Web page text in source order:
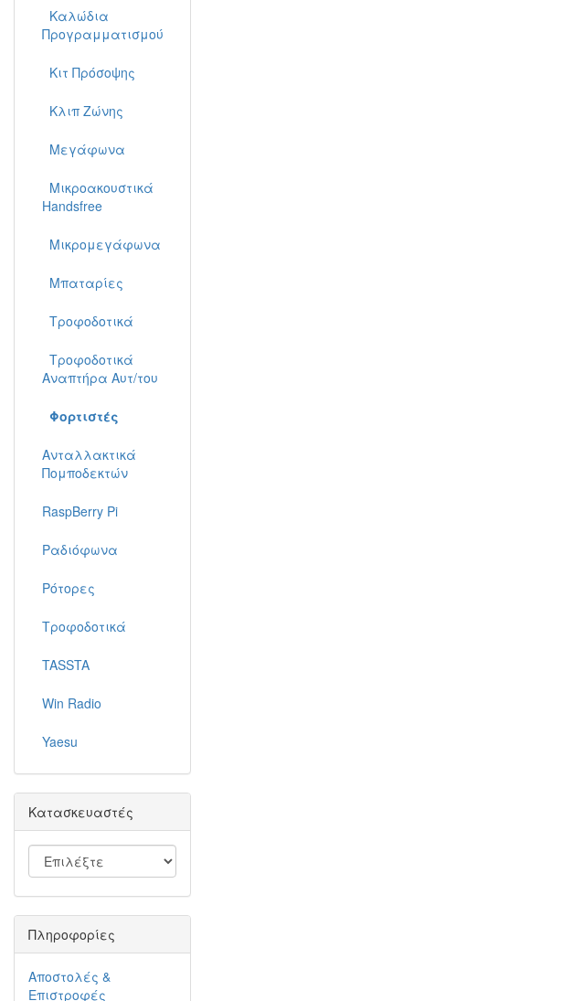
Καλώδια
Προγραμματισμού
Κιτ Πρόσοψης
Κλιπ Ζώνης
Μεγάφωνα
Μικροακουστικά
Handsfree
Μικρομεγάφωνα
Μπαταρίες
Τροφοδοτικά
Τροφοδοτικά
Αναπτήρα Αυτ/του
Φορτιστές
Ανταλλακτικά
Πομποδεκτών
RaspBerry Pi
Ραδιόφωνα
Ρότορες
Τροφοδοτικά
TASSTA
Win Radio
Yaesu
Κατασκευαστές
Πληροφορίες
Αποστολές &
Επιστροφές